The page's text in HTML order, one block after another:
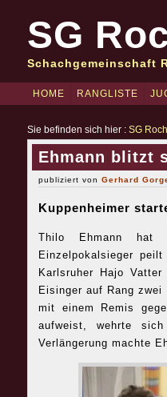
SG
Schachgemeinschaft
HOME RANGLISTE
Sie befinden sich hier : SG
Ehmann blitzt
publiziert von Gerhard
Kuppenheimer
Thilo Ehmann hat
Einzelpokalsieger
Karlsruher Hajo
Eisinger auf Rang
mit einem Remis
aufweist, wehrte
Verlängerung machte